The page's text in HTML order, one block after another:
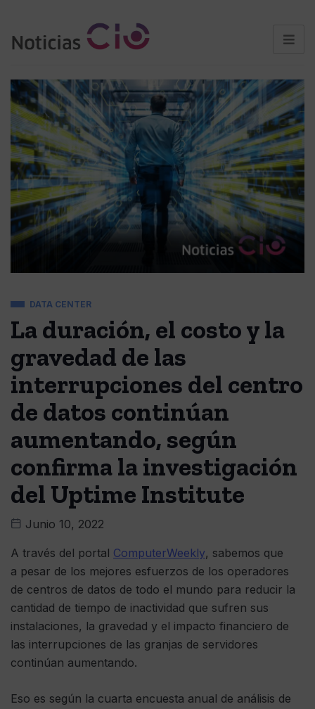
DATA CENTER
La duración, el costo y la
gravedad de las
interrupciones del centro
de datos continúan
aumentando, según
confirma la investigación
del Uptime Institute
Junio 10, 2022
A través del portal ComputerWeekly, sabemos que
a pesar de los mejores esfuerzos de los operadores
de centros de datos de todo el mundo para reducir la
cantidad de tiempo de inactividad que sufren sus
instalaciones, la gravedad y el impacto financiero de
las interrupciones de las granjas de servidores
continúan aumentando.
Eso es según la cuarta encuesta anual de análisis de